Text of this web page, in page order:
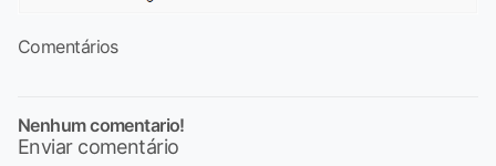
Comentários
Nenhum comentario!
Enviar comentário